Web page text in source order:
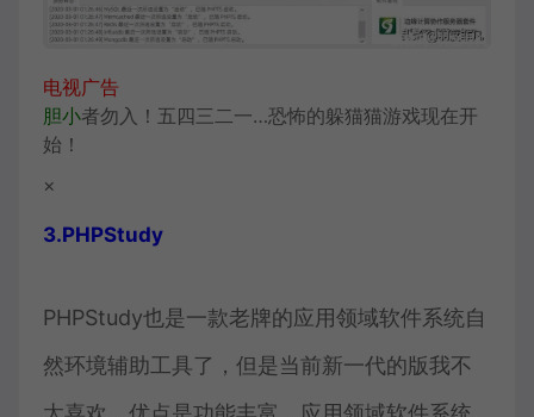
电视广告
胆小者勿入！五四三二一…恐怖的躲猫猫游戏现在开
始！
×
3.PHPStudy
PHPStudy也是一款老牌的应用领域软件系统自
然环境辅助工具了，但是当前新一代的版我不